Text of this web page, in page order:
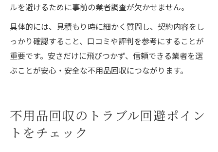
ルを避けるために事前の業者調査が欠かせません。
具体的には、見積もり時に細かく質問し、契約内容をし
っかり確認すること、口コミや評判を参考にすることが
重要です。安さだけに飛びつかず、信頼できる業者を選
ぶことが安心・安全な不用品回収につながります。
不用品回収のトラブル回避ポイン
トをチェック